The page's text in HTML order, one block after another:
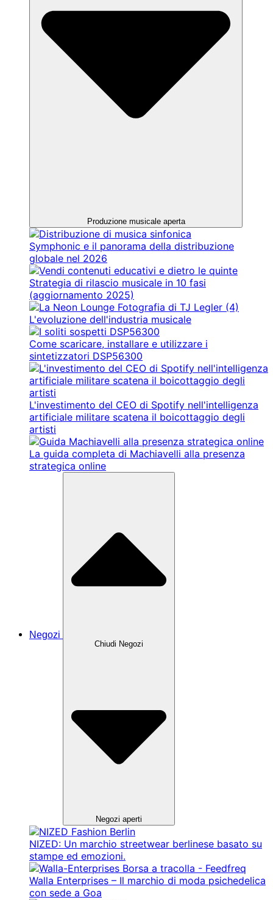
Produzione musicale aperta
Symphonic e il panorama della distribuzione
globale nel 2026
Strategia di rilascio musicale in 10 fasi
(aggiornamento 2025)
L'evoluzione dell'industria musicale
Come scaricare, installare e utilizzare i
sintetizzatori DSP56300
L'investimento del CEO di Spotify nell'intelligenza
artificiale militare scatena il boicottaggio degli
artisti
La guida completa di Machiavelli alla presenza
strategica online
Negozi
Chiudi Negozi
Negozi aperti
NIZED: Un marchio streetwear berlinese basato su
stampe ed emozioni.
Walla Enterprises – Il marchio di moda psichedelica
con sede a Goa